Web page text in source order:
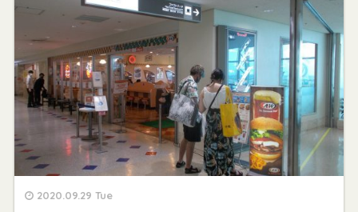
2020.09.29 Tue